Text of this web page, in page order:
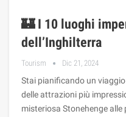
🏰 I 10 luoghi
dell’Inghilterra
Tourism Dic 21, 2024
Stai pianificando un
delle attrazioni più
misteriosa Stonehenge